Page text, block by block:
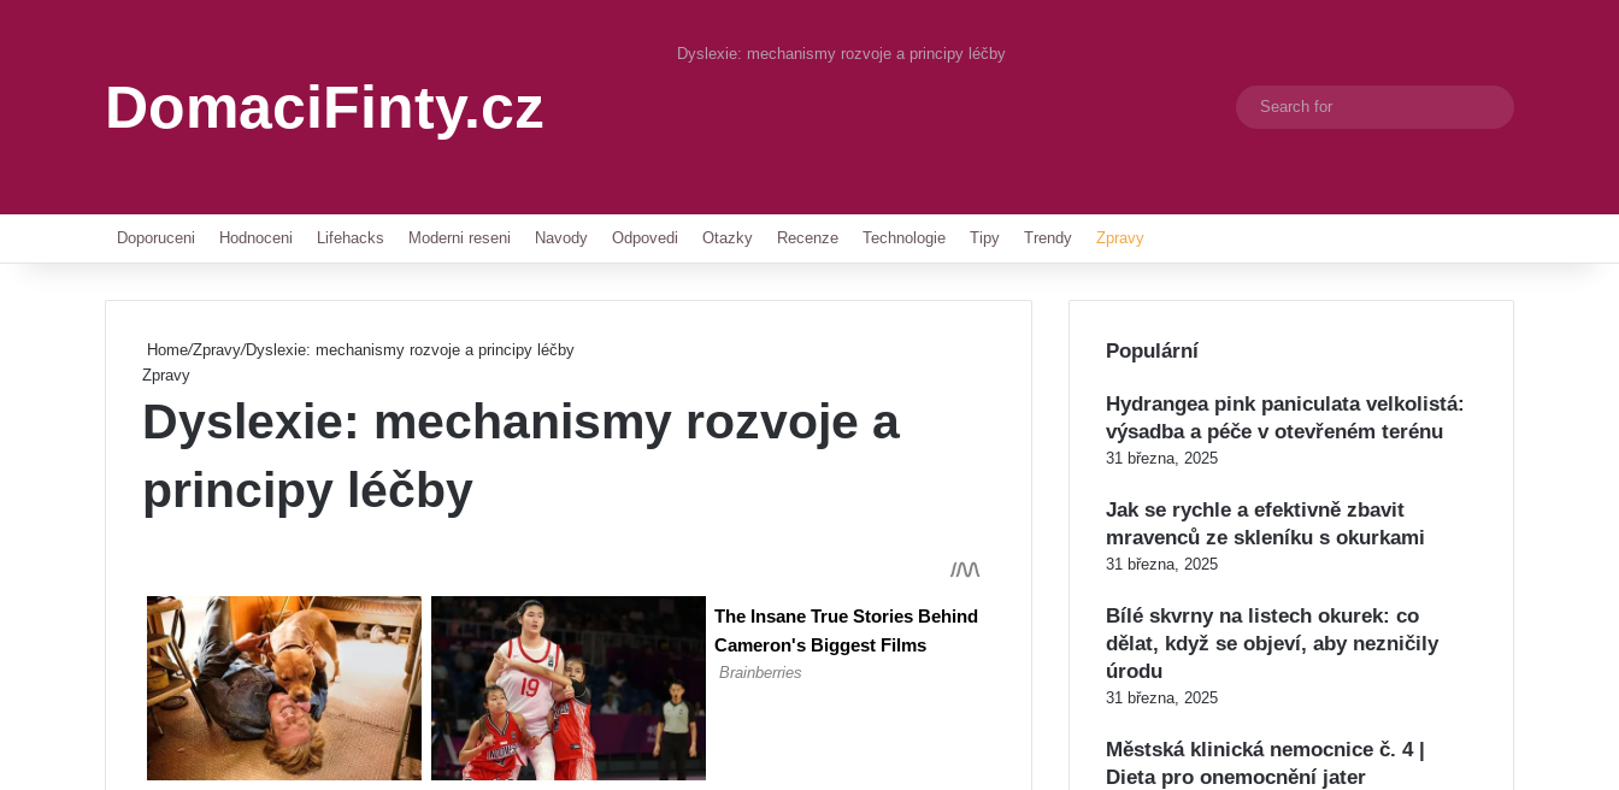
DomaciFinty.cz
Dyslexie: mechanismy rozvoje a principy léčby
Switch skin
Doporuceni Hodnoceni Lifehacks Moderni reseni Navody Odpovedi Otazky Recenze Technologie Tipy Trendy Zpravy
Home/Zpravy/Dyslexie: mechanismy rozvoje a principy léčby
Zpravy
Dyslexie: mechanismy rozvoje a
principy léčby
Populární
Hydrangea pink paniculata velkolistá:
výsadba a péče v otevřeném terénu
31 března, 2025
Jak se rychle a efektivně zbavit
mravenců ze skleníku s okurkami
31 března, 2025
Bílé skvrny na listech okurek: co
dělat, když se objeví, aby nezničily
úrodu
31 března, 2025
Městská klinická nemocnice č. 4 |
Dieta pro onemocnění jater